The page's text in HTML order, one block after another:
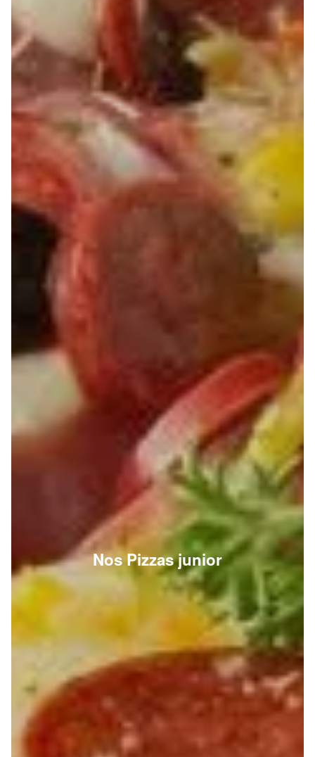
Nos Pizzas junior